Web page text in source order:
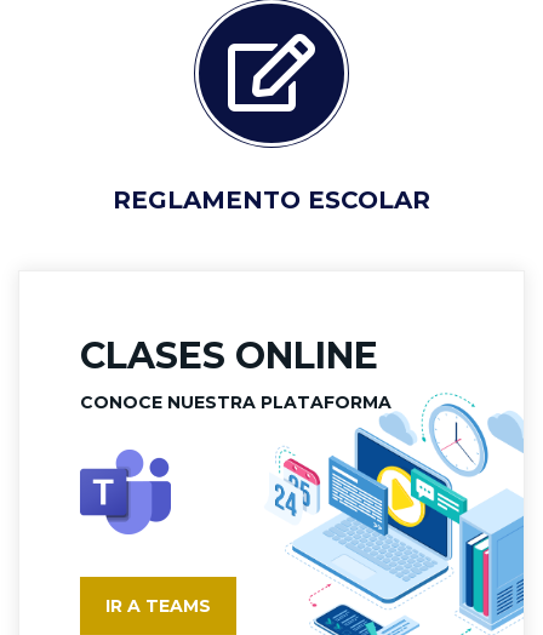
REGLAMENTO ESCOLAR
CLASES ONLINE
CONOCE NUESTRA PLATAFORMA
IR A TEAMS